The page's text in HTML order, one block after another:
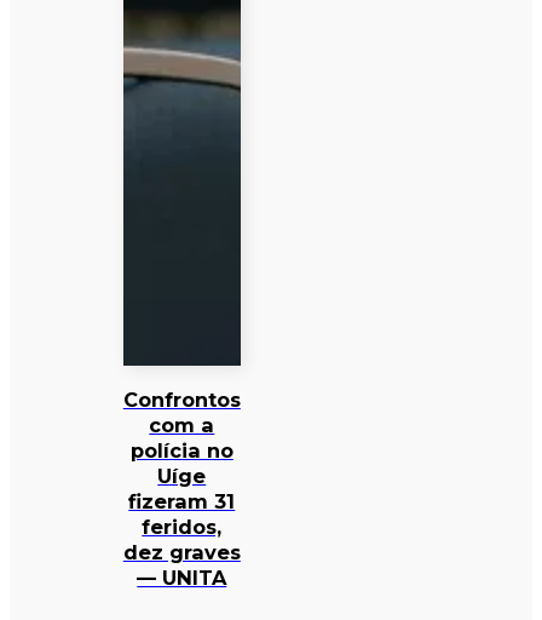
Confrontos
com a
polícia no
Uíge
fizeram 31
feridos,
dez graves
— UNITA